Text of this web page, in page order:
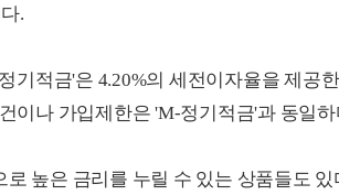
.
기적금'은 4.20%의 세전이자율을 제공
이나 가입제한은 'M-정기적금'과 동일하
로 높은 금리를 누릴 수 있는 상품들도 있